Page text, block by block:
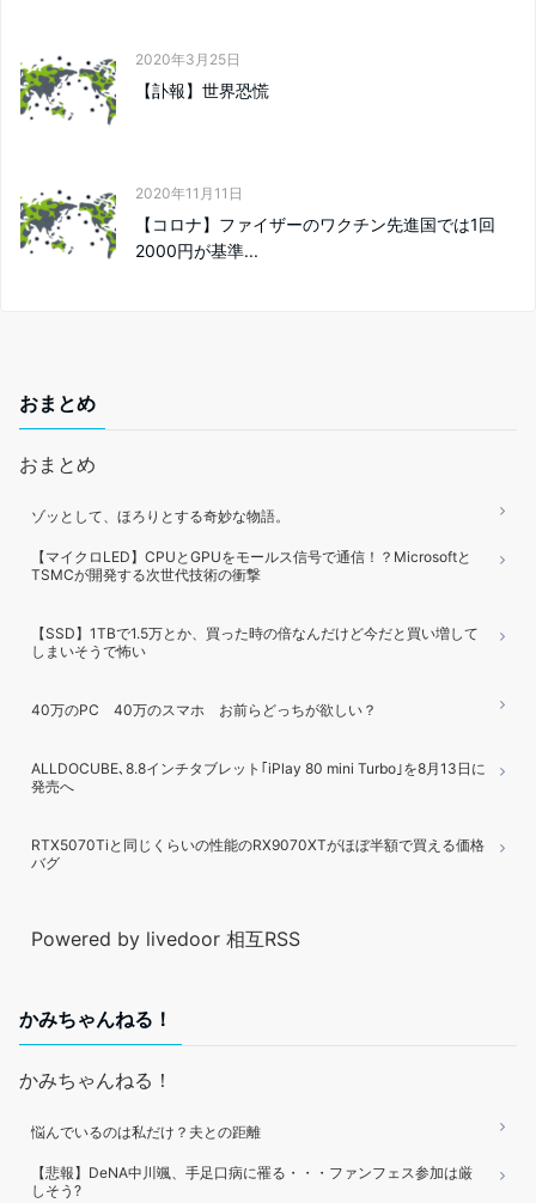
2020年3月25日
【訃報】世界恐慌
2020年11月11日
【コロナ】ファイザーのワクチン先進国では1回
2000円が基準...
おまとめ
おまとめ
ゾッとして、ほろりとする奇妙な物語。
【マイクロLED】CPUとGPUをモールス信号で通信！？Microsoftと
TSMCが開発する次世代技術の衝撃
【SSD】1TBで1.5万とか、買った時の倍なんだけど今だと買い増して
しまいそうで怖い
40万のPC 40万のスマホ お前らどっちが欲しい？
ALLDOCUBE､8.8インチタブレット｢iPlay 80 mini Turbo｣を8月13日に
発売へ
RTX5070Tiと同じくらいの性能のRX9070XTがほぼ半額で買える価格
バグ
Powered by livedoor 相互RSS
かみちゃんねる！
かみちゃんねる！
悩んでいるのは私だけ？夫との距離
【悲報】DeNA中川颯、手足口病に罹る・・・ファンフェス参加は厳
しそう?